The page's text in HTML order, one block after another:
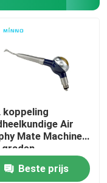
koppeling
Air
Mate Machine
Beste prijs